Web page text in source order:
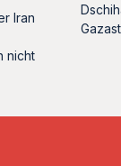
Iran
nicht